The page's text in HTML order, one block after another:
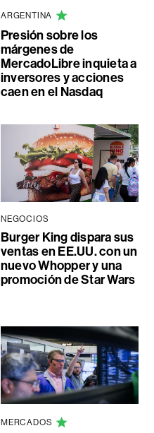
ARGENTINA
Presión sobre los
márgenes de
MercadoLibre inquieta a
inversores y acciones
caen en el Nasdaq
NEGOCIOS
Burger King dispara sus
ventas en EE.UU. con un
nuevo Whopper y una
promoción de Star Wars
MERCADOS